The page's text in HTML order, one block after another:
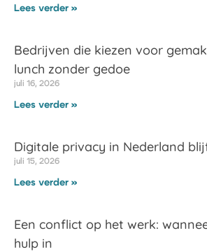
Lees verder »
Bedrijven die kiezen voor
lunch zonder gedoe
juli 16, 2026
Lees verder »
Digitale privacy in Nederland
juli 15, 2026
Lees verder »
Een conflict op het werk:
hulp in